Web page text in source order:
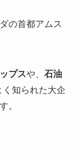
の首都アムス
プスや、 石油
知られた大企
。